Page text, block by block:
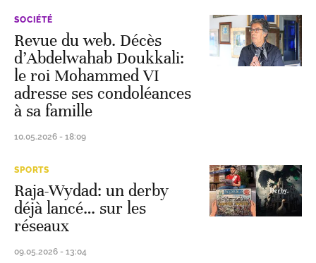
SOCIÉTÉ
Revue du web. Décès
d’Abdelwahab Doukkali:
le roi Mohammed VI
adresse ses condoléances
à sa famille
10.05.2026 - 18:09
SPORTS
Raja-Wydad: un derby
déjà lancé… sur les
réseaux
09.05.2026 - 13:04